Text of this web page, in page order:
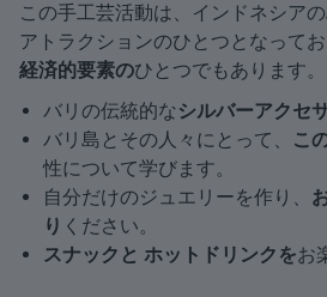
この手工芸活動は、インドネシア
アトラクションのひとつとなって
経済的要素のひとつでもあります。
バリの伝統的なシルバーアクセ
バリ島とその人々にとって、
こ
性について学びます。
自分だけのジュエリーを作り、
り ください。
スナックと ホットドリンクをお